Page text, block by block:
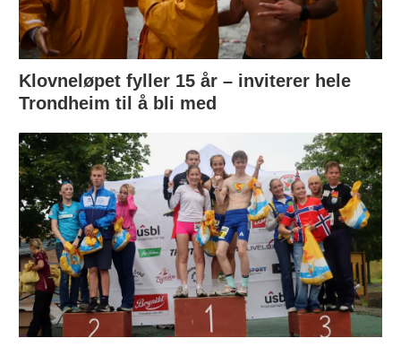
Klovneløpet fyller 15 år – inviterer hele
Trondheim til å bli med